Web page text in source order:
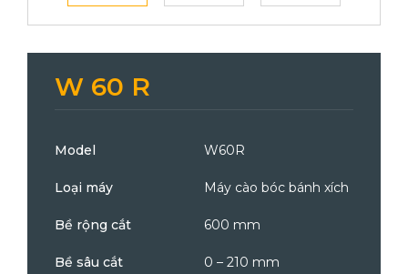
W 60 R
Model W60R
Loại máy Máy cào bóc bánh xích
Bề rộng cắt 600 mm
Bề sâu cắt 0 – 210 mm